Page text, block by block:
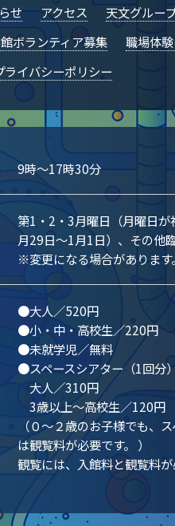
せ アクセス
天文グルー
ボランティア募集 職場体
ライバシーポリシー
9時～17時30分
第1・2・3月曜日（月曜日
月29日～1月1日）、その他
※変更になる場合があります。
●大人／520円
●小・中・高校生／220円
●未就学児／無料
●スペースシアター（1回分）
大人／310円
3歳以上～高校生／120円
（０～２歳のお子様でも、
は観覧料が必要です。 ）
観覧には、入館料と観覧料が